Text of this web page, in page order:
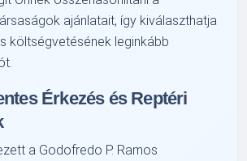
ajánlatait, így kiválaszthatja
költségvetésének leginkább
Érkezés és Reptéri
a Godofredo P. Ramos